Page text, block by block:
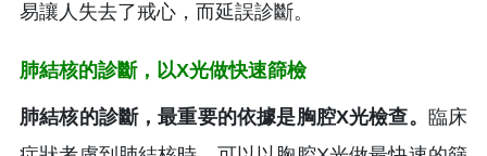
易讓人失去了戒心，而延誤診斷。
肺結核的診斷，以X光做快速篩檢
肺結核的診斷，最重要的依據是胸腔X光檢查。
臨床